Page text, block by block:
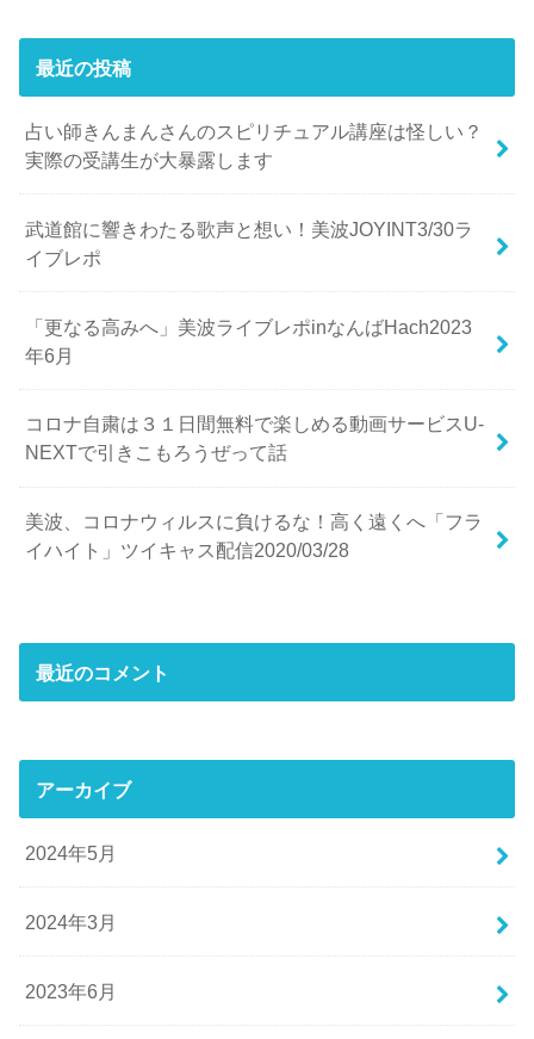
最近の投稿
占い師きんまんさんのスピリチュアル講座は怪しい？
実際の受講生が大暴露します
武道館に響きわたる歌声と想い！美波JOYINT3/30ラ
イブレポ
「更なる高みへ」美波ライブレポinなんばHach2023
年6月
コロナ自粛は３１日間無料で楽しめる動画サービスU-
NEXTで引きこもろうぜって話
美波、コロナウィルスに負けるな！高く遠くへ「フラ
イハイト」ツイキャス配信2020/03/28
最近のコメント
アーカイブ
2024年5月
2024年3月
2023年6月